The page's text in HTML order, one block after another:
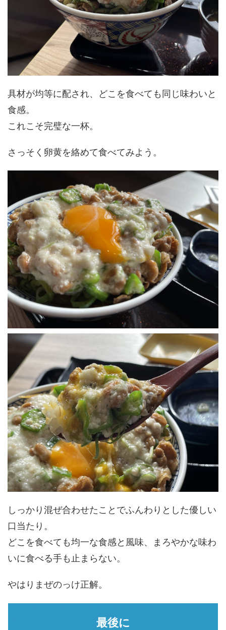
具材が均等に配され、どこを食べても同じ味わいと
食感。
これこそ完璧な一杯。
さっそく卵黄を絡めて食べてみよう。
しっかり混ぜ合わせたことでふんわりとした優しい
口当たり。
どこを食べても均一な食感と風味、まろやかな味わ
いに食べる手も止まらない。
やはりまぜのっけ正解。
最後に